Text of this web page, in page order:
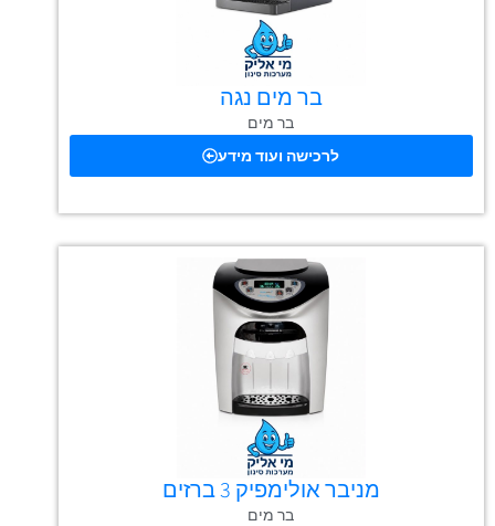
בר מים נגה
בר מים
לרכישה ועוד מידע
מניבר אולימפיק 3 ברזים
בר מים